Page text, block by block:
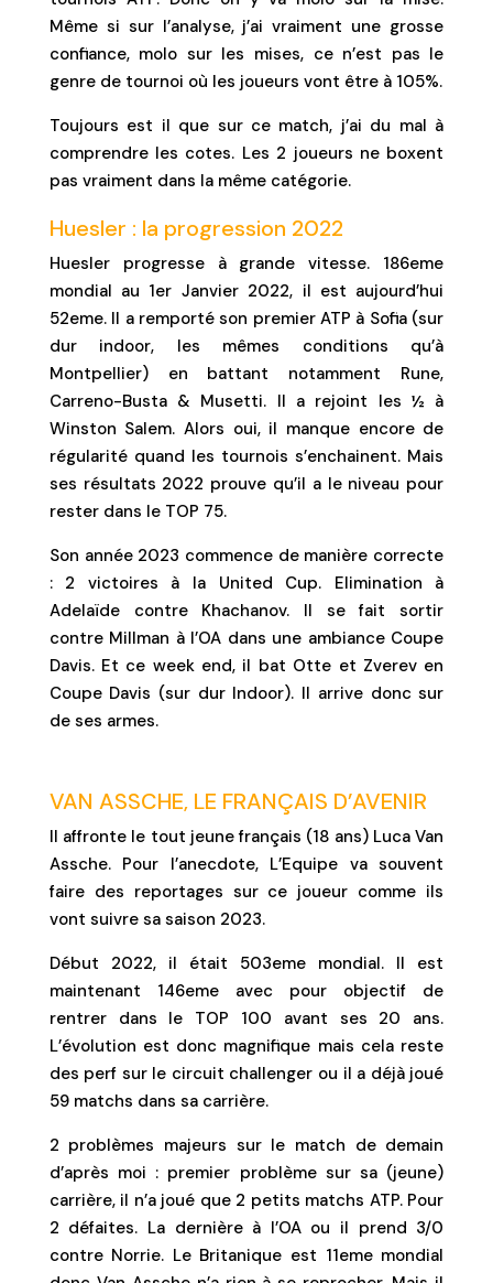
Même si sur l’analyse, j’ai vraiment une grosse
confiance, molo sur les mises, ce n’est pas le
genre de tournoi où les joueurs vont être à 105%.
Toujours est il que sur ce match, j’ai du mal à
comprendre les cotes. Les 2 joueurs ne boxent
pas vraiment dans la même catégorie.
Huesler : la progression 2022
Huesler progresse à grande vitesse. 186eme
mondial au 1er Janvier 2022, il est aujourd’hui
52eme. Il a remporté son premier ATP à Sofia (sur
dur indoor, les mêmes conditions qu’à
Montpellier) en battant notamment Rune,
Carreno-Busta & Musetti. Il a rejoint les ½ à
Winston Salem. Alors oui, il manque encore de
régularité quand les tournois s’enchainent. Mais
ses résultats 2022 prouve qu’il a le niveau pour
rester dans le TOP 75.
Son année 2023 commence de manière correcte
: 2 victoires à la United Cup. Elimination à
Adelaïde contre Khachanov. Il se fait sortir
contre Millman à l’OA dans une ambiance Coupe
Davis. Et ce week end, il bat Otte et Zverev en
Coupe Davis (sur dur Indoor). Il arrive donc sur
de ses armes.
VAN ASSCHE, LE FRANÇAIS D’AVENIR
Il affronte le tout jeune français (18 ans) Luca Van
Assche. Pour l’anecdote, L’Equipe va souvent
faire des reportages sur ce joueur comme ils
vont suivre sa saison 2023.
Début 2022, il était 503eme mondial. Il est
maintenant 146eme avec pour objectif de
rentrer dans le TOP 100 avant ses 20 ans.
L’évolution est donc magnifique mais cela reste
des perf sur le circuit challenger ou il a déjà joué
59 matchs dans sa carrière.
2 problèmes majeurs sur le match de demain
d’après moi : premier problème sur sa (jeune)
carrière, il n’a joué que 2 petits matchs ATP. Pour
2 défaites. La dernière à l’OA ou il prend 3/0
contre Norrie. Le Britanique est 11eme mondial